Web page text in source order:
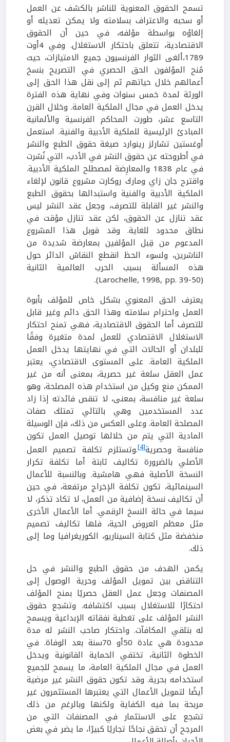
تسمح الحقوق المعنوية للناشر بالكشف عن العمل
أو سحبه والاعتراف بسلامته ولا يمكن تعديله أو
إلغاؤه بواسطة مؤلفه، في حين أن الحقوق
الاقتصادية، تتعلق باحتكار الاستغلال. وفي 4أوت
1789،ألغى الثوار الفرنسيون جميع الامتيازات، حيث
مُنح المؤلفون الحق الحصري في التصريح بنسخ
أعمالهم خلال حياتهم ثم إلى نقل هذا الحق إلى
الورثة لمدة خمس سنوات وفي نهاية هذه الفترة
يدخل العمل في مجال الملكية العامة. وخلال القرن
التاسع عشر، طورت المحاكم الفرنسية والألمانية
المبادئ الرئيسية للملكية الأدبية والفنية. استعمل
أوغستين تشارلز رينوارد صيغة حقوق الطبع والنشر
في أطروحته عن حقوق النشر في الأدب، التي نُشرت
في عام 1838 والمعارِضة لمصطلح الملكية الأدبية.
واقترح جان زاي ومارك روكارت مشروع قانون لإلغاء
الملكية الأدبية والفنية واستبدالها بحقوق الطبع
والنشر غير القابلة للتصرف، وجعل عقد النشر ليس
عقد تنازل عن الحقوق، لكن عقد تنازل مؤقت في
نطاق محدود للغاية. وقد قوبل هذا المشروع
المدعوم من قِبل المؤلفين بمعارضة شديدة من
الناشرين، ولسوء الحظ انقطع النقاش الدائر حول
هذه المسألة بسبب الحرب العالمية الثانية
(Larochelle, 1998, pp. 39-50).
يعترف الحق المعنوي بشكل خاص للمؤلف بأبوة
العمل واحترام سلامته وهذا الحق دائم وغير قابل
للتصرف أما الحقوق الاقتصادية، فهي تمنح احتكار
الاستغلال الاقتصادي للعمل لمدة متغيرة وفقًا
للبلدان أو الحالات التي في نهايتها يدخل العمل
الملكية العامة. على المستوى الاقتصادي، يعتبر
عمل العقل سلعة غير حصرية، بمعنى أنه من غير
الممكن منع وكيل من استخدام هذه المصلحة، وهو
سلعة غير منافسة، بمعنى، لا تنقص فائدته إذا زاد
عدد المستخدمين وهي بالتالي تمتلك صفات
المصلحة العامة. وعلى العكس من ذلك، فإن الوسيلة
المادية التي يتم من خلالها توصيل العمل تكون
منافسة وحصرية[4] .وتستلزم تكلفة تصميم العمل
الأصلي بالضرورة تكاليف ثابتة أما تكلفة تكرار
النسخة الأصلية فهي هامشية. وبالنسبة للأعمال
السينمائية، تكون تكلفة الإخراج مرتفعة، في حين
أن تكاليف نسخة إضافية من العمل، لا تكاد تذكر، لا
سيما في حالة النسخ الرقمي. أما الأعمال الأخرى
مثل معظم العروض الحية، فلها تكاليف تصميم
منخفضة مثل كتابة السيناريو، الكوريغرافيا وما إلى
ذلك.
يكمن الهدف من حقوق الطبع والنشر في حل
التناقض بين تمويل المؤلف وحرية الوصول إلى
المصنفات وجعل عمل العقل حصريًا بمنح المؤلف
احتكارًا للاستغلال بسبب اكتشافه. وتشجع حقوق
النشر المؤلف على تغطية نفقاته الإبداعية ويسمح
له بتلقي المكافآت. واحتكار صاحب النشر له مدة
محدودة هي عادة 50أو 70سنة بعد الوفاة. في
الخطوة الثانية، تختفي الحماية القانونية ويدخل
العمل في مجال الملكية العامة، ما يسمح للجميع
استخدامه بحرية. وقد تكون حقوق النشر غير مرضية
أيضًا لتمويل الأعمال التي يعتبرها المستثمرون غير
مربحة بما فيه الكفاية ولكنها وبالرغم من ذلك
تشجع على الاستثمار في المصنفات التي من
المرجح أن تحقق نجاحًا تجاريًا كبيرًا، ما يضر في بعض